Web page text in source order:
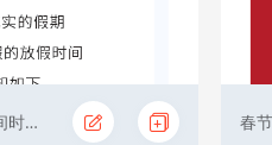
幼儿园放假通知寒假通知放假时间时间安排教育假期